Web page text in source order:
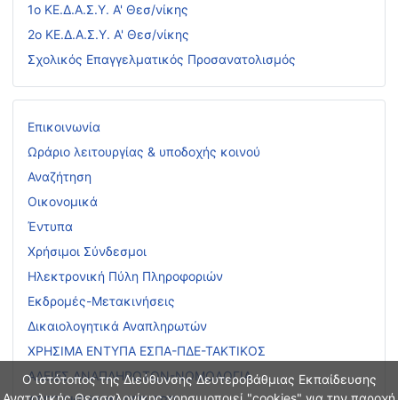
Ο ιστότοπος της Διεύθυνσης Δευτεροβάθμιας Εκπαίδευσης
1ο ΚΕ.Δ.Α.Σ.Υ. Α' Θεσ/νίκης
2ο ΚΕ.Δ.Α.Σ.Υ. Α' Θεσ/νίκης
Σχολικός Επαγγελματικός Προσανατολισμός
Επικοινωνία
Ωράριο λειτουργίας & υποδοχής κοινού
Αναζήτηση
Οικονομικά
Έντυπα
Χρήσιμοι Σύνδεσμοι
Ηλεκτρονική Πύλη Πληροφοριών
Εκδρομές-Μετακινήσεις
Δικαιολογητικά Αναπληρωτών
ΧΡΗΣΙΜΑ ΕΝΤΥΠΑ ΕΣΠΑ-ΠΔΕ-ΤΑΚΤΙΚΟΣ
ΑΔΕΙΕΣ ΑΝΑΠΛΗΡΩΤΩΝ-ΝΟΜΟΛΟΓΙΑ